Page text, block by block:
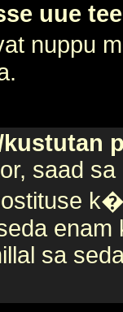
uue
nuppu
kustutan
saad
sa